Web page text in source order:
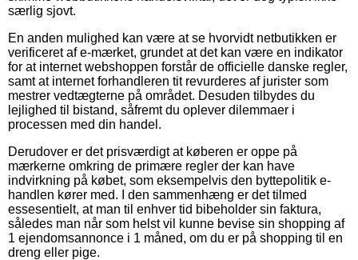
særlig sjovt.
En anden mulighed kan være at se hvorvidt netbutikken er
verificeret af e-mærket, grundet at det kan være en indikator
for at internet webshoppen forstår de officielle danske regler,
samt at internet forhandleren tit revurderes af jurister som
mestrer vedtægterne på området. Desuden tilbydes du
lejlighed til bistand, såfremt du oplever dilemmaer i
processen med din handel.
Derudover er det prisværdigt at køberen er oppe på
mærkerne omkring de primære regler der kan have
indvirkning på købet, som eksempelvis den byttepolitik e-
handlen kører med. I den sammenhæng er det tilmed
essesentielt, at man til enhver tid bibeholder sin faktura,
således man når som helst vil kunne bevise sin shopping af
1 ejendomsannonce i 1 måned, om du er på shopping til en
dreng eller pige.